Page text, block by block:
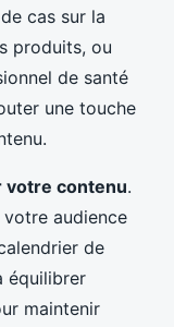
cas sur la
produits, ou
de santé
une touche
votre contenu.
audience
de
équilibrer
maintenir